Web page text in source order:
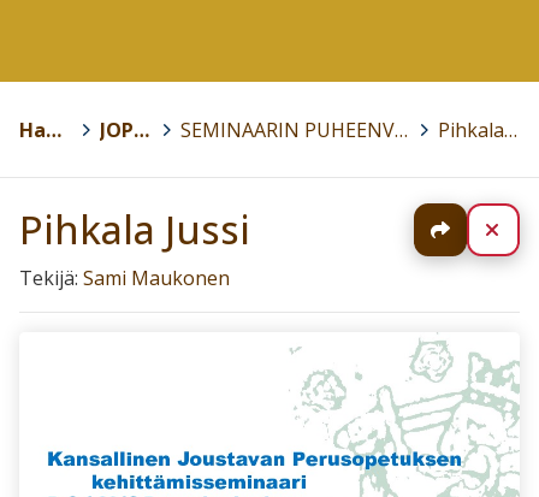
Hankkeet JOPO2018 SEMINAARIN PUHEENVUOROJEN MATERIAALIT > Pihkala Jussi
Pihkala Jussi Jaa
Tekijä: Sami Maukonen